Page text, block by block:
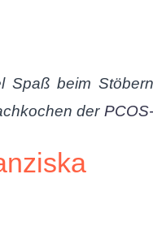
Spaß beim Stöbern
der PCOS-